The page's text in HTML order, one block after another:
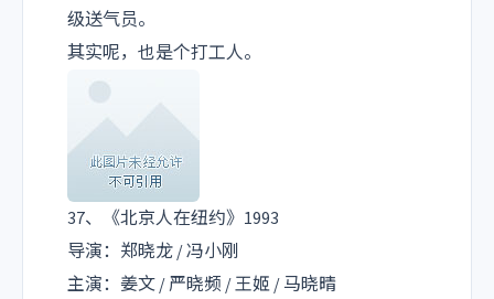
级送气员。
其实呢，也是个打工人。
37、《北京人在纽约》1993
导演：郑晓龙 / 冯小刚
主演：姜文 / 严晓频 / 王姬 / 马晓晴